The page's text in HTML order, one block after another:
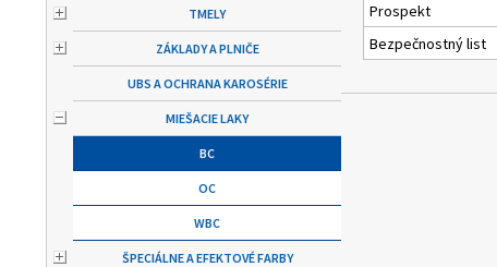
TMELY
ZÁKLADY A PLNIČE
UBS A OCHRANA KAROSÉRIE
MIEŠACIE LAKY
BC
OC
WBC
ŠPECIÁLNE A EFEKTOVÉ FARBY
Prospekt
Bezpečnostný list